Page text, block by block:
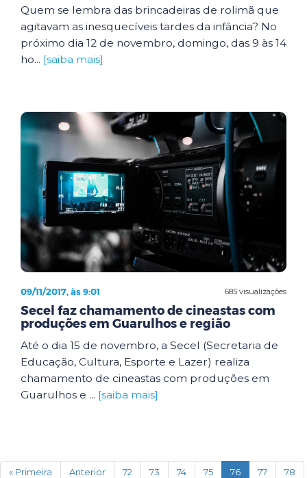
Quem se lembra das brincadeiras de rolimã que
agitavam as inesquecíveis tardes da infância? No
próximo dia 12 de novembro, domingo, das 9 às 14
ho... [saiba mais]
685 visualizações
09/11/2017, às 9:01
Secel faz chamamento de cineastas com
produções em Guarulhos e região
Até o dia 15 de novembro, a Secel (Secretaria de
Educação, Cultura, Esporte e Lazer) realiza
chamamento de cineastas com produções em
Guarulhos e ... [saiba mais]
« Primeira Anterior 72 73 74 75 76(current)
77
78